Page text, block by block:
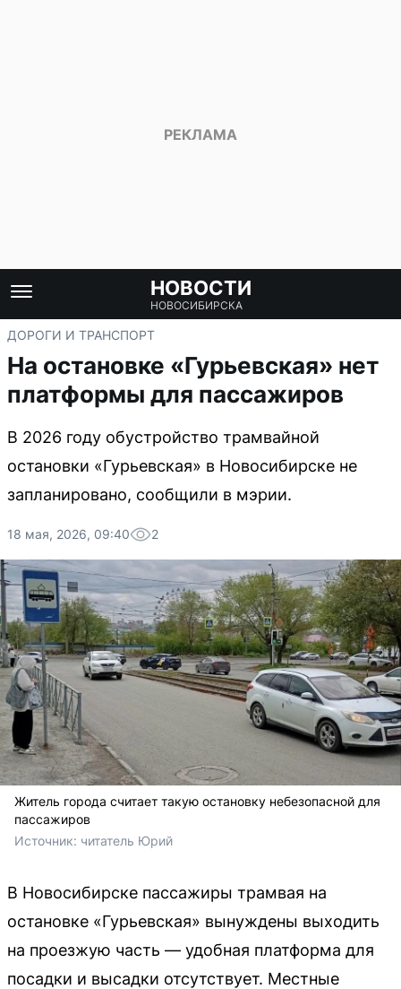
НОВОСТИ
НОВОСИБИРСКА
ДОРОГИ И ТРАНСПОРТ
На остановке «Гурьевская» нет
платформы для пассажиров
В 2026 году обустройство трамвайной
остановки «Гурьевская» в Новосибирске не
запланировано, сообщили в мэрии.
18 мая, 2026, 09:40 2
Житель города считает такую остановку небезопасной для
пассажиров
Источник: читатель Юрий
В Новосибирске пассажиры трамвая на
остановке «Гурьевская» вынуждены выходить
на проезжую часть — удобная платформа для
посадки и высадки отсутствует. Местные